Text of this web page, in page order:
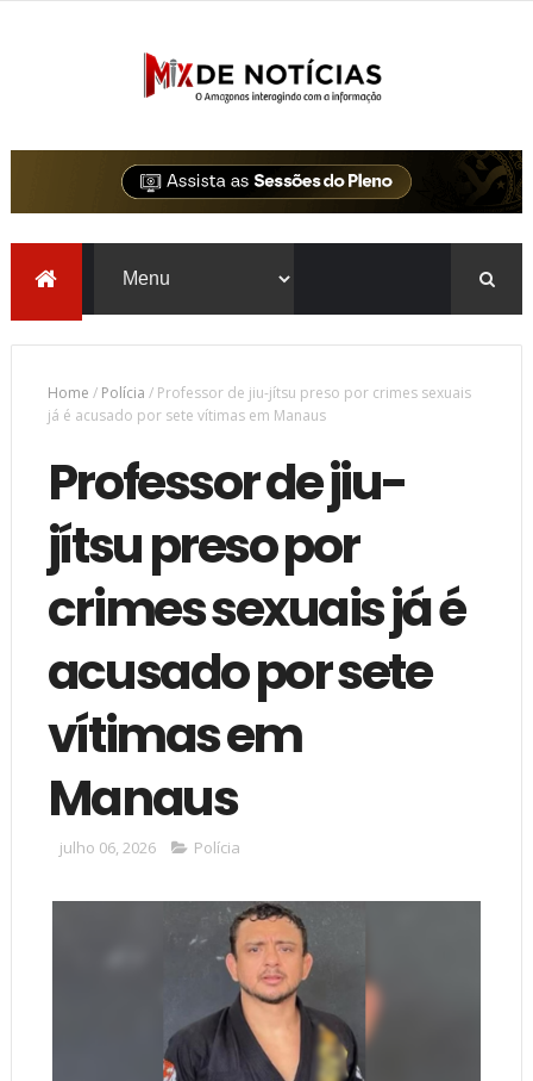
Home / Polícia / Professor de jiu-jítsu preso por crimes sexuais
já é acusado por sete vítimas em Manaus
Professor de jiu-
jítsu preso por
crimes sexuais já é
acusado por sete
vítimas em
Manaus
julho 06, 2026 Polícia